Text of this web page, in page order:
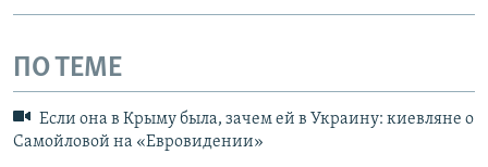
ПО ТЕМЕ
Если она в Крыму была, зачем ей в Украину: киевляне о
Самойловой на «Евровидении»